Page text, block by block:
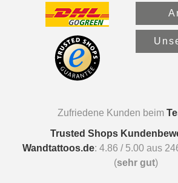
Zufriedene Kunden beim
Trusted Shops
Wandtattoos.de: 4.86 / 5.00 aus
(sehr gut)